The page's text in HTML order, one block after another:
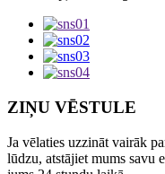
ZIŅU VĒSTULE
Ja vēlaties uzzināt vairāk
lūdzu, atstājiet mums savu